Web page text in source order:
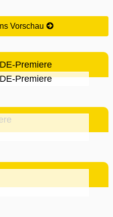
Vorschau
Premiere
Premiere